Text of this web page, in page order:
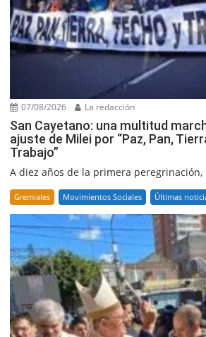
07/08/2026 La redacción
San Cayetano: una multitud
ajuste de Milei por “Paz, Pan,
Trabajo”
A diez años de la primera peregrinación,
Gremiales Movimientos Sociales Últimas